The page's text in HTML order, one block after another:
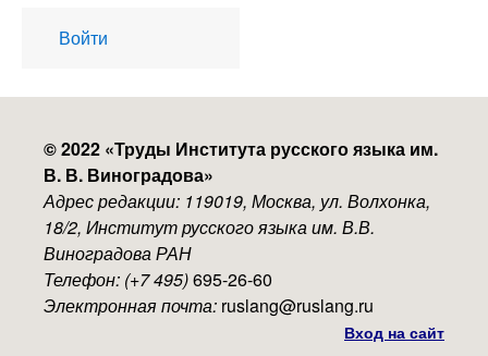
User
account
Войти
© 2022 «Труды Института русского языка им.
В. В. Виноградова»
Адрес редакции: 119019, Москва, ул. Волхонка,
18/2, Институт русского языка им. В.В.
Виноградова РАН
Телефон: (+7 495)695-26-60
Электронная почта: ruslang@ruslang.ru
Вход на сайт